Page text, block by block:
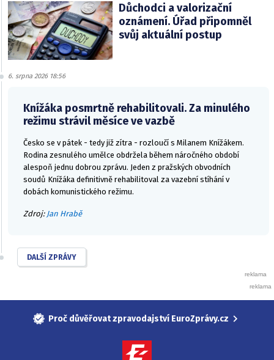
Důchodci a valorizační
oznámení. Úřad připomněl
svůj aktuální postup
6. srpna 2026 18:56
Knížáka posmrtně rehabilitovali. Za minulého
režimu strávil měsíce ve vazbě
Česko se v pátek - tedy již zítra - rozloučí s Milanem Knížákem.
Rodina zesnulého umělce obdržela během náročného období
alespoň jednu dobrou zprávu. Jeden z pražských obvodních
soudů Knížáka definitivně rehabilitoval za vazební stíhání v
dobách komunistického režimu.
Zdroj: Jan Hrabě
DALŠÍ ZPRÁVY
Proč důvěřovat zpravodajství EuroZprávy.cz